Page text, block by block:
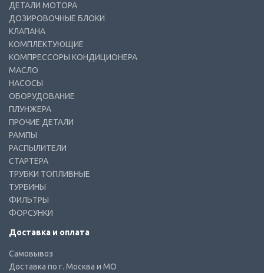
ДЕТАЛИ МОТОРА
ДОЗИРОВОЧНЫЕ БЛОКИ
КЛАПАНА
КОМПЛЕКТУЮЩИЕ
КОМПРЕССОРЫ КОНДИЦИОНЕРА
МАСЛО
НАСОСЫ
ОБОРУДОВАНИЕ
ПЛУНЖЕРА
ПРОЧИЕ ДЕТАЛИ
РАМПЫ
РАСПЫЛИТЕЛИ
СТАРТЕРА
ТРУБКИ ТОПЛИВНЫЕ
ТУРБИНЫ
ФИЛЬТРЫ
ФОРСУНКИ
Доставка и оплата
Самовывоз
Доставка по г. Москва и МО